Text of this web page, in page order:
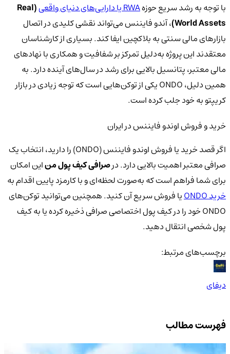
با توجه به رشد سریع حوزهRWA یا دارایی‌های دنیای واقعی
(Real
World Assets) ، آندو فایننس می‌تواند نقشی کلیدی در اتصال
بازارهای مالی سنتی به بلاکچین ایفا کند. بسیاری از کارشناسان
معتقدند این پروژه به‌دلیل تمرکز بر شفافیت و همکاری با نهادهای
مالی معتبر، پتانسیل بالایی برای رشد در سال‌های آینده دارد. به
همین دلیل، ONDO یکی از توکن‌هایی است که توجه زیادی در بازار
کریپتو به خود جلب کرده است.
خرید و فروش اوندو فایننس در ایران
اگر قصد خرید یا فروش اوندو فایننس (ONDO) را دارید، انتخاب یک
صرافی معتبر اهمیت بالایی دارد. درصرافی کیف پول مناین امکان
برای شما فراهم است که به‌صورت لحظه‌ای و با کارمزد پایین اقدام به
خریدONDOیا فروش سریع آن کنید. همچنین می‌توانید توکن‌های
ONDO خود را در کیف پول اختصاصی صرافی ذخیره کرده یا به کیف
پول شخصی انتقال دهید.
برچسب‌های مرتبط:
دیفای
فهرست مطالب